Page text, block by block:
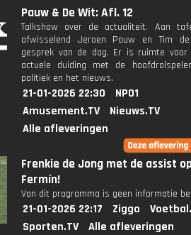
Pauw & De Wit: Afl. 12
Talkshow over de actualiteit. Aan
afwisselend Jeroen Pauw en Tim
gesprek van de dag. Er is ruimte
actuele duiding met de
politiek en het nieuws.
21-01-2026 22:30
NPO1
Amusement.TV
Nieuws.TV
Alle afleveringen
Frenkie de Jong met de assist
Fermín!
Van dit programma is geen informatie
21-01-2026 22:17 Ziggo
Sporten.TV
Alle afleveringen